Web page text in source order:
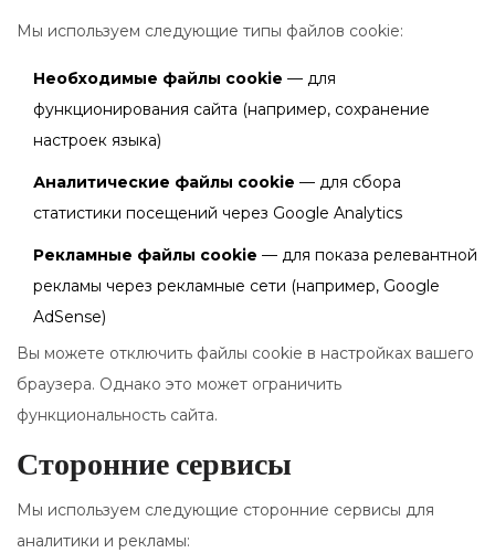
Мы используем следующие типы файлов cookie:
Необходимые файлы cookie — для
функционирования сайта (например, сохранение
настроек языка)
Аналитические файлы cookie — для сбора
статистики посещений через Google Analytics
Рекламные файлы cookie — для показа релевантной
рекламы через рекламные сети (например, Google
AdSense)
Вы можете отключить файлы cookie в настройках вашего
браузера. Однако это может ограничить
функциональность сайта.
Сторонние сервисы
Мы используем следующие сторонние сервисы для
аналитики и рекламы: